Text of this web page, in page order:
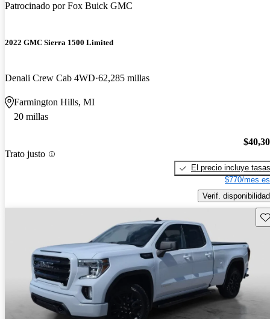
Patrocinado porFox Buick GMC
2022 GMC Sierra 1500 Limited
Denali Crew Cab 4WD 62,285 millas
Farmington Hills, MI
20 millas
Trato justo
El precio incluye tasas
$770/mes
Verif. disponibilidad